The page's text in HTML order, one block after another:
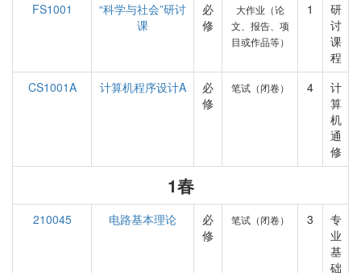
FS1001
“科学与社会”研讨
课
必
修
大作业（论
文、报告、项
目或作品等）
1
研
讨
课
程
CS1001A
计算机程序设计A
必
修
笔试（闭卷） 4
计
算
机
通
修
1春
210045 电路基本理论
必
修
笔试（闭卷） 3
专
业
基
础